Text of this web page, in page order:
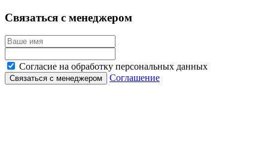
Связаться с менеджером
Согласие на обработку персональных данных
Соглашение